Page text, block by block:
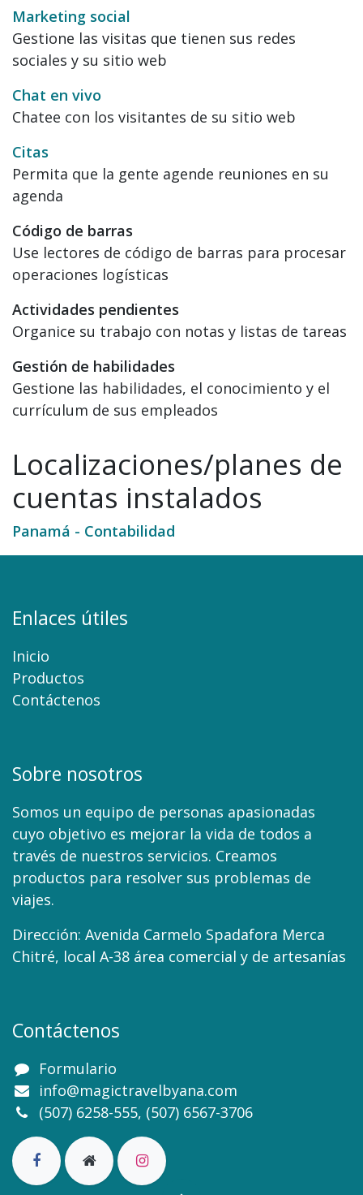
Marketing social
Gestione las visitas que tienen sus redes
sociales y su sitio web
Chat en vivo
Chatee con los visitantes de su sitio web
Citas
Permita que la gente agende reuniones en su
agenda
Código de barras
Use lectores de código de barras para procesar
operaciones logísticas
Actividades pendientes
Organice su trabajo con notas y listas de tareas
Gestión de habilidades
Gestione las habilidades, el conocimiento y el
currículum de sus empleados
Localizaciones/planes de
cuentas instalados
Panamá - Contabilidad
Enlaces útiles
Inicio
Productos
Contáctenos
Sobre nosotros
Somos un equipo de personas apasionadas
cuyo objetivo es mejorar la vida de todos a
través de nuestros servicios. Creamos
productos para resolver sus problemas de
viajes.
Dirección: Avenida Carmelo Spadafora Merca
Chitré, local A-38 área comercial y de artesanías
Contáctenos
Formulario
info@magictravelbyana.com
(507) 6258-555, (507) 6567-3706